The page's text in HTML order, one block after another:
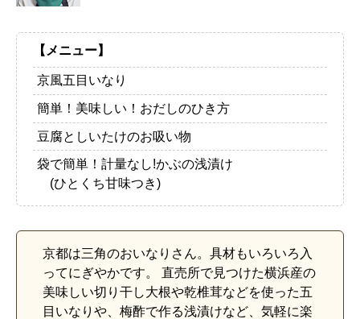
【メニュー】
京風五目いなり
簡単！美味しい！おだしのひき方
豆腐としいたけのお吸い物
袋で簡単！計量なし!かぶの浅漬け
(ひとくち甘味つき)
京都は三角のおいなりさん。具材もいろいろ入
ってにぎやかです。 直売所で見つけた横浜産の
美味しい切り干し大根や乾椎茸などを使った五
目いなりや、梅酢で作る浅漬けなど、気軽に楽